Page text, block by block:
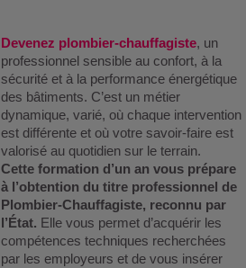
Devenez plombier-chauffagiste, un
professionnel sensible au confort, à la
sécurité et à la performance énergétique
des bâtiments. C’est un métier
dynamique, varié, où chaque intervention
est différente et où votre savoir-faire est
valorisé au quotidien sur le terrain.
Cette formation d’un an vous prépare
à l’obtention du titre professionnel de
Plombier-Chauffagiste, reconnu par
l’État. Elle vous permet d’acquérir les
compétences techniques recherchées
par les employeurs et de vous insérer